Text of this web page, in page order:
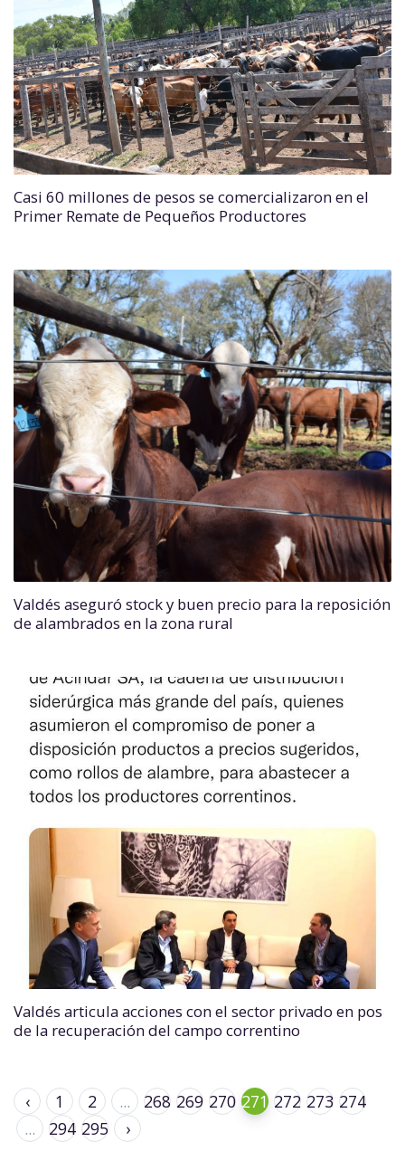
Casi 60 millones de pesos se comercializaron en el
Primer Remate de Pequeños Productores
Valdés aseguró stock y buen precio para la reposición
de alambrados en la zona rural
Valdés articula acciones con el sector privado en pos
de la recuperación del campo correntino
‹ 1 2 ... 268 269 270 271 272 273 274
...
294 295 ›